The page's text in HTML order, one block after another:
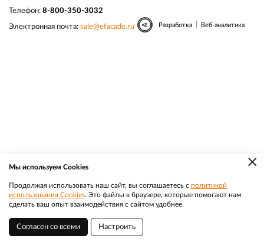
Телефон: 8-800-350-3032
Электронная почта: sale@efacade.ru Разработка Веб-аналитика
×
Мы используем Cookies
Продолжая использовать наш сайт, вы соглашаетесь с политикой
использования Cookies. Это файлы в браузере, которые помогают нам
сделать ваш опыт взаимодействия с сайтом удобнее.
Согласен со всеми Настроить